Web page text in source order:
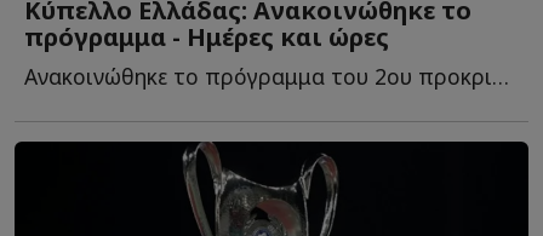
Κύπελλο Ελλάδας: Ανακοινώθηκε το
πρόγραμμα - Ημέρες και ώρες
Ανακοινώθηκε το πρόγραμμα του 2ου προκριματικού γύρου τ...